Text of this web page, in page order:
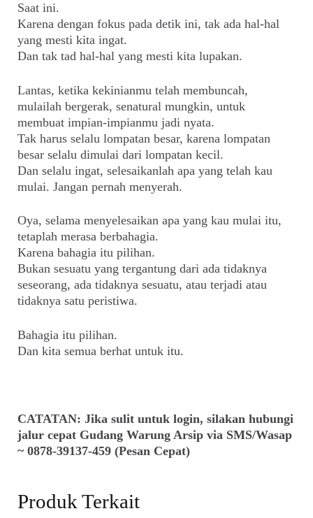
Saat ini.
Karena dengan fokus pada detik ini, tak ada hal-hal
yang mesti kita ingat.
Dan tak tad hal-hal yang mesti kita lupakan.
Lantas, ketika kekinianmu telah membuncah,
mulailah bergerak, senatural mungkin, untuk
membuat impian-impianmu jadi nyata.
Tak harus selalu lompatan besar, karena lompatan
besar selalu dimulai dari lompatan kecil.
Dan selalu ingat, selesaikanlah apa yang telah kau
mulai. Jangan pernah menyerah.
Oya, selama menyelesaikan apa yang kau mulai itu,
tetaplah merasa berbahagia.
Karena bahagia itu pilihan.
Bukan sesuatu yang tergantung dari ada tidaknya
seseorang, ada tidaknya sesuatu, atau terjadi atau
tidaknya satu peristiwa.
Bahagia itu pilihan.
Dan kita semua berhat untuk itu.
CATATAN: Jika sulit untuk login, silakan hubungi
jalur cepat Gudang Warung Arsip via SMS/Wasap
~ 0878-39137-459 (Pesan Cepat)
Produk Terkait